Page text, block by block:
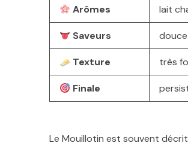
Arômes lait
Saveurs
Texture très
Finale
Le Mouillotin est souvent